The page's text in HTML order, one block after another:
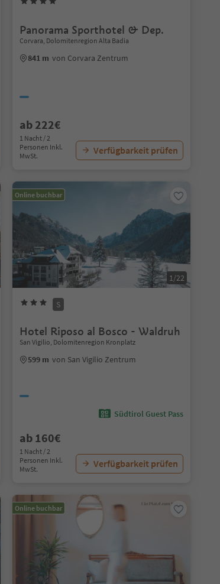
Panorama Sporthotel & Dep.
Corvara, Dolomitenregion Alta Badia
841 m von Corvara Zentrum
ab 222€
1 Nacht / 2
Personen Inkl.
MwSt.
Verfügbarkeit prüfen
Online buchbar
1/22
S
Hotel Riposo al Bosco - Waldruh
San Vigilio, Dolomitenregion Kronplatz
599 m von San Vigilio Zentrum
Südtirol Guest Pass
ab 160€
1 Nacht / 2
Personen Inkl.
MwSt.
Verfügbarkeit prüfen
Online buchbar